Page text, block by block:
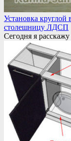
Установка
столешницу ЛДСП
Сегодня я